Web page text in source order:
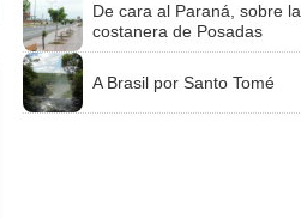
De cara al Paraná, sobre la
costanera de Posadas
A Brasil por Santo Tomé